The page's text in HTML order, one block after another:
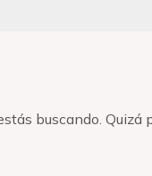
buscando. Quizá